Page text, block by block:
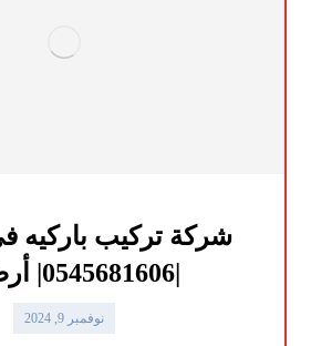
شركة تركيب باركيه
|0545681606| أرضيات
نوفمبر 9, 2024